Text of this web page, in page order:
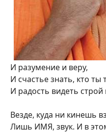
И разумение и веру,
И счастье знать, кто ты
И радость видеть строй
Везде, куда ни кинешь
Лишь ИМЯ, звук. И в